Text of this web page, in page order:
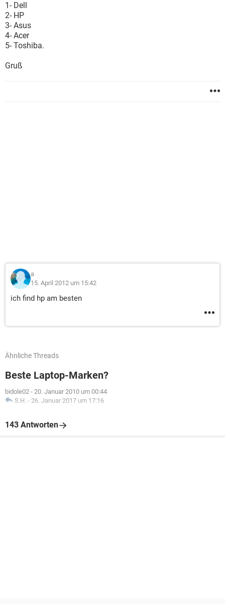
1- Dell
2- HP
3- Asus
4- Acer
5- Toshiba.
Gruß
a
15. April 2012 um 15:42
ich find hp am besten
Ähnliche Threads
Beste Laptop-Marken?
bidole02 - 20. Januar 2010 um 00:44
S.H. - 26. Januar 2017 um 17:16
143 Antworten